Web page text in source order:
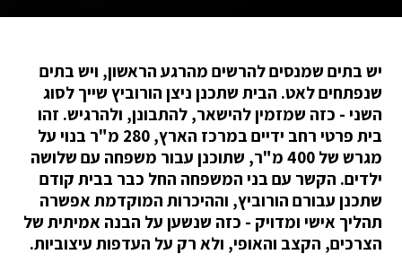
יש בתים שמנסים להרשים מהרגע הראשון, ויש בתים
שנפתחים לאט. הבית שתכנן ניצן הורוביץ שייך לסוג
השני - כזה שמזמין להישאר, להתבונן, ולהרגיש. זהו
בית פרטי רחב ידיים במרכז הארץ, 280 מ"ר בנוי על
מגרש של 400 מ"ר, שתוכנן עבור משפחה עם שלושה
ילדים. הקשר עם בני המשפחה החל כבר בבית קודם
שתכנן עבורם הורוביץ, וההיכרות המוקדמת אפשרה
תהליך אישי ומדויק - כזה שנשען על הבנה אמיתית של
הצרכים, הקצב והאופי, ולא רק על העדפות עיצוביות.